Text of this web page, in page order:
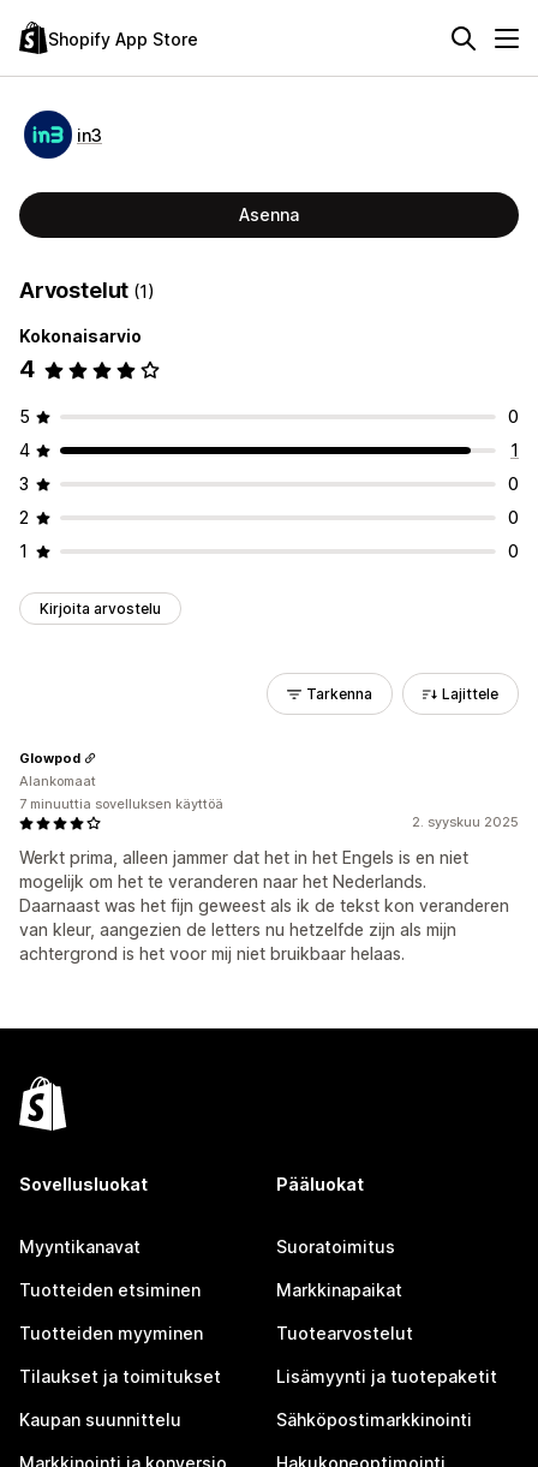
Shopify App Store
in3
Asenna
Arvostelut (1)
Kokonaisarvio
4
5
0
4
1
3
0
2
0
1
0
Kirjoita arvostelu
Tarkenna Lajittele
2. syyskuu 2025
Werkt prima, alleen jammer dat het in het Engels is en niet
mogelijk om het te veranderen naar het Nederlands.
Daarnaast was het fijn geweest als ik de tekst kon veranderen
van kleur, aangezien de letters nu hetzelfde zijn als mijn
achtergrond is het voor mij niet bruikbaar helaas.
Glowpod
Alankomaat
7 minuuttia sovelluksen käyttöä
Sovellusluokat
Myyntikanavat
Tuotteiden etsiminen
Tuotteiden myyminen
Tilaukset ja toimitukset
Kaupan suunnittelu
Markkinointi ja konversio
Pääluokat
Suoratoimitus
Markkinapaikat
Tuotearvostelut
Lisämyynti ja tuotepaketit
Sähköpostimarkkinointi
Hakukoneoptimointi